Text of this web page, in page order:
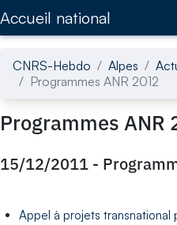
Accueil national
CNRS-Hebdo Alpes
Programmes ANR 2012
Programmes ANR
15/12/2011 -
Appel à projets transnational